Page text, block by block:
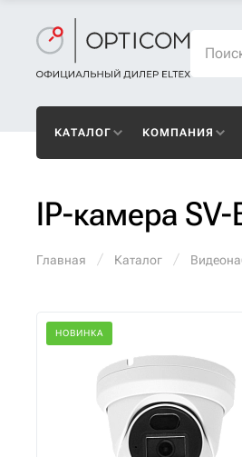
КАТАЛОГ КОМПАНИЯ
IP-камера SV-
Главная Каталог
НОВИНКА